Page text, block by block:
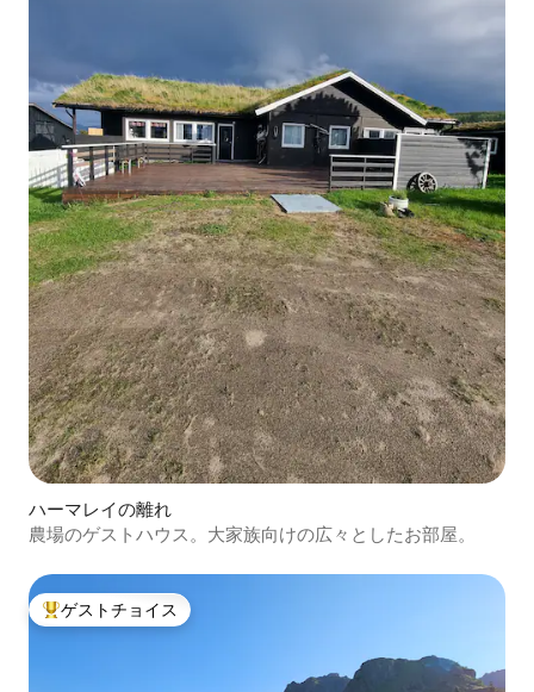
ハーマレイの離れ
農場のゲストハウス。大家族向けの広々としたお部屋。
大好評のゲストチョイスです。
ゲストチョイス